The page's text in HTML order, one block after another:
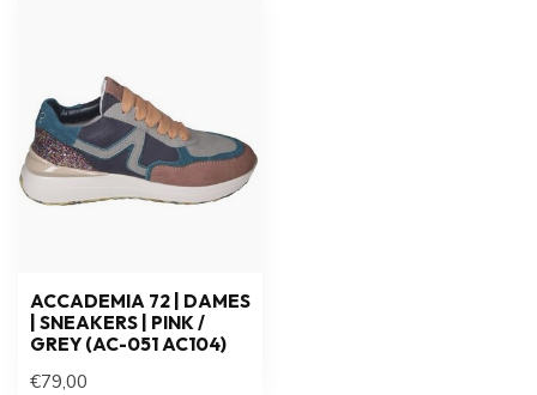
ACCADEMIA 72 | DAMES
| SNEAKERS | PINK /
GREY (AC-051 AC104)
€79,00